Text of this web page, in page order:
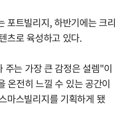
포트빌리지, 하반기에는 크리
츠로 육성하고 있다.
주는 가장 큰 감정은 설렘"이
온전히 느낄 수 있는 공간이
마스빌리지를 기획하게 됐